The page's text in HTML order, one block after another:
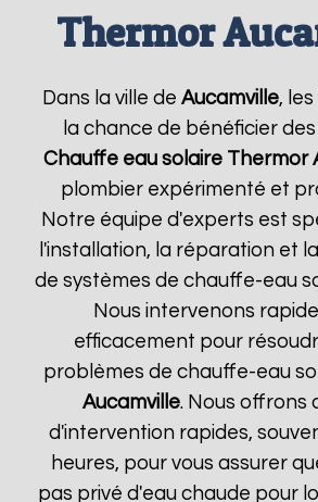
Thermor
Dans la ville deAucamville,
la chance de bénéficier
Chauffe eau solaire Thermor
plombier expérimenté et
Notre équipe d'experts est
l'installation, la réparation et
de systèmes de chauffe-eau
Nous intervenons
efficacement pour
problèmes de chauffe-eau
Aucamville. Nous offrons
d'intervention rapides,
heures, pour vous assurer
pas privé d'eau chaude pour